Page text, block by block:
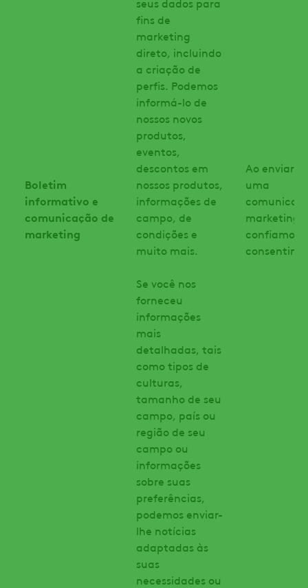
Boletim
informativo e
comunicação de
marketing
fins de
marketing
direto, incluindo
a criação de
perfis. Podemos
informá-lo de
nossos novos
produtos,
eventos,
descontos em
nossos produtos,
informações de
campo, de
condições e
muito mais.
Se você nos
forneceu
informações
mais
detalhadas, tais
como tipos de
culturas,
tamanho de seu
campo, país ou
região de seu
campo ou
informações
sobre suas
preferências,
podemos enviar-
lhe notícias
adaptadas às
suas
necessidades ou
Ao enviar-
uma
marketing,
confiamos